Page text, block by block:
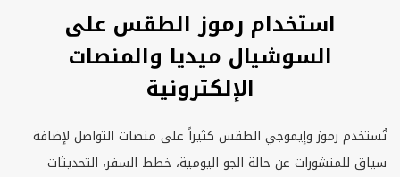
استخدام رموز الطقس على
السوشيال ميديا والمنصات
الإلكترونية
تُستخدم رموز وإيموجي الطقس كثيراً على منصات التواصل لإضافة
سياق للمنشورات عن حالة الجو اليومية، خطط السفر، التحديثات